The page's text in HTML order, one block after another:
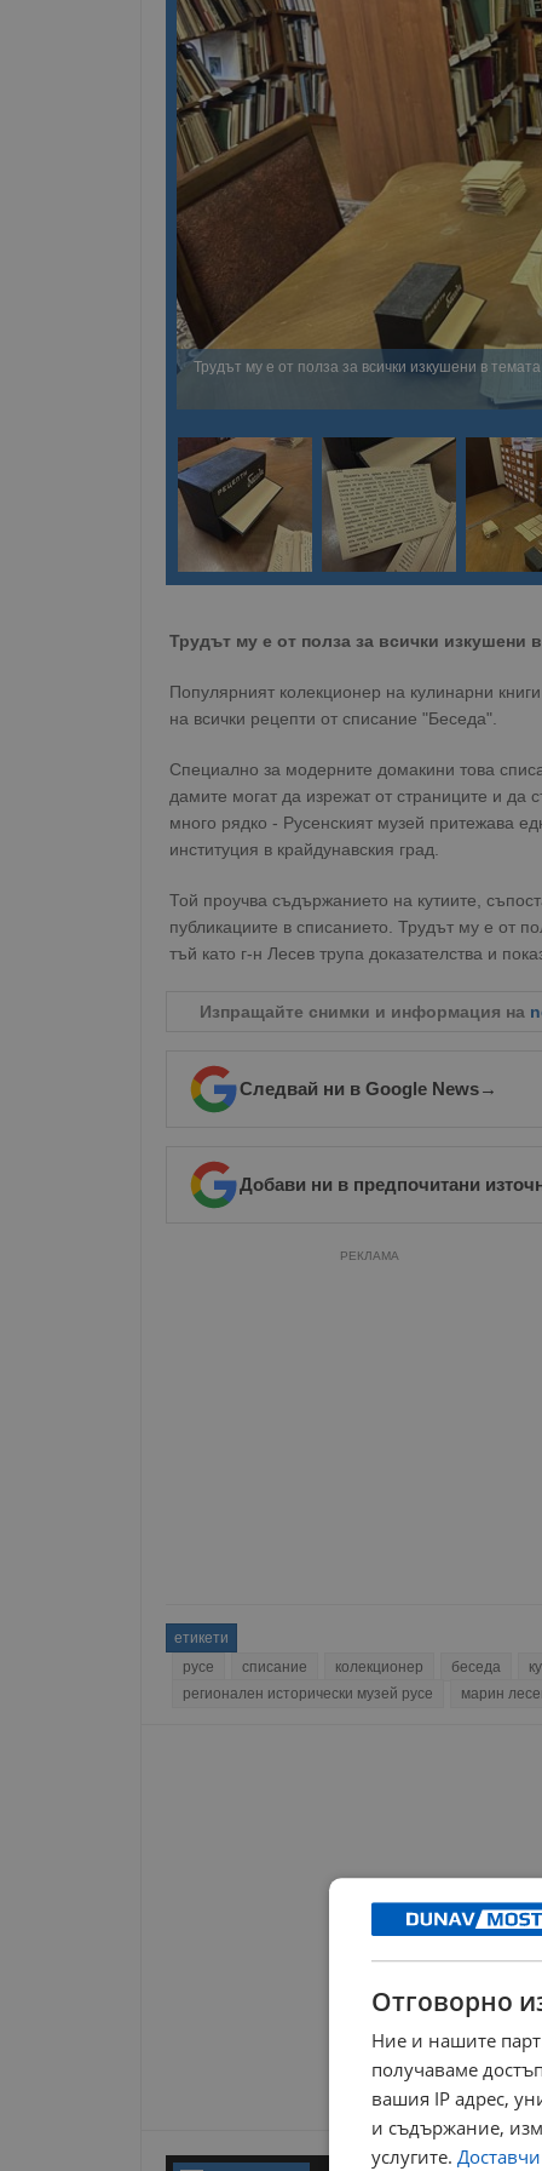
Трудът му е от полза за всички изкушени в
Трудът му е от полза за всички изкушени
Популярният колекционер на кулинарни
на всички рецепти от списание "Беседа".
Специално за модерните домакини това
дамите могат да изрежат от страниците и да
много рядко - Русенският музей притежава
институция в крайдунавския град.
Той проучва съдържанието на кутиите,
публикациите в списанието. Трудът му е от
тъй като г-н Лесев трупа доказателства и
Изпращайте снимки и информация на
Следвай ни в Google News→
Добави ни в предпочитани
РЕКЛАМА
етикети
русе
списание колекционер беседа
регионален исторически музей русе
марин
Отговорно
Ние и нашите
получаваме
вашия IP адрес,
и съдържание,
услугите.